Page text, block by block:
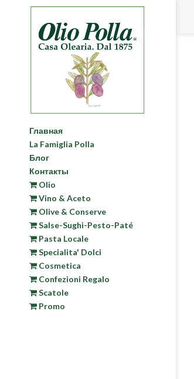
Главная
La Famiglia Polla
Блог
Контакты
Olio
Vino & Aceto
Olive & Conserve
Salse-Sughi-Pesto-Paté
Pasta Locale
Specialita' Dolci
Cosmetica
Confezioni Regalo
Scatole
Promo